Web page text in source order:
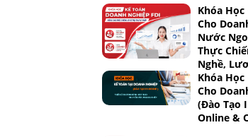
Khóa Học
Cho
Nước
Thực
Nghề,
Khóa Học
Cho
(Đào Tạo
Online &